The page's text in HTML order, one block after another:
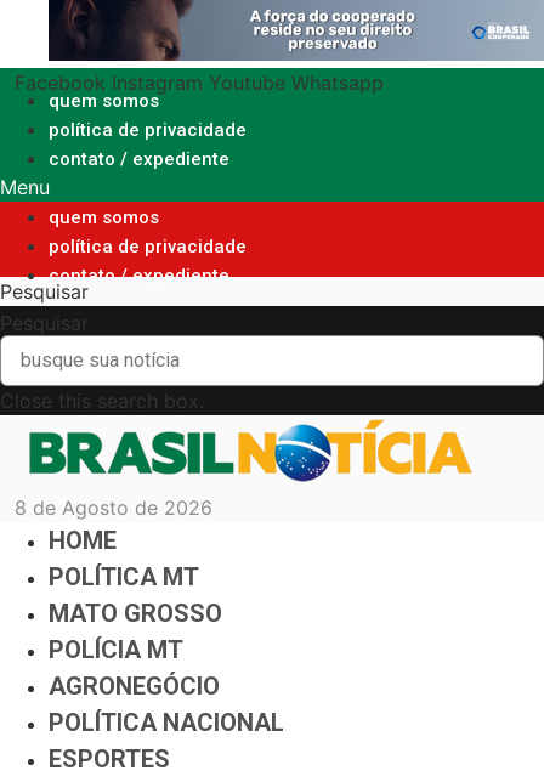
o
conteúdo
Facebook Instagram Youtube Whatsapp
quem somos
política de privacidade
contato / expediente
Menu
quem somos
política de privacidade
contato / expediente
Pesquisar
Pesquisar
Close this search box.
8 de Agosto de 2026
HOME
POLÍTICA MT
MATO GROSSO
POLÍCIA MT
AGRONEGÓCIO
POLÍTICA NACIONAL
ESPORTES